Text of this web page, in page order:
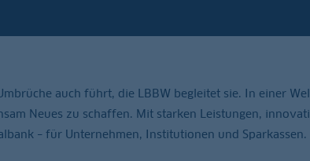
auch führt, die LBBW begleitet sie. In einer
Neues zu schaffen. Mit starken Leistungen,
– für Unternehmen, Institutionen und Sparkassen.